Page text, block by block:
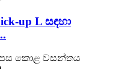
up L සඳහා